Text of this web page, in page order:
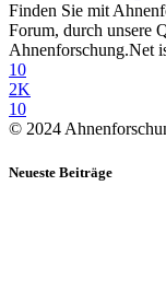
Finden Sie mit
Forum, durch unsere
Ahnenforschung.Net
10
2K
10
© 2024
Neueste Beiträge